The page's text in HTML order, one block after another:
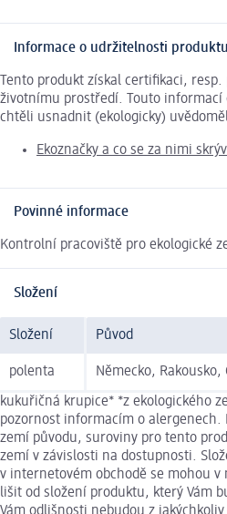
Informace o udržitelnosti produktu
Tento produkt získal certifikaci,
životnímu prostředí. Touto
chtěli usnadnit (ekologicky)
Ekoznačky a co se za nimi
Povinné informace
Kontrolní pracoviště pro ekologické
Složení
Složení Původ
polenta Německo, Rakousko,
kukuřičná krupice* *z ekologického
pozornost informacím o alergenech.
zemí původu, suroviny pro tento
zemí v závislosti na dostupnosti.
v internetovém obchodě se mohou
lišit od složení produktu, který Vám